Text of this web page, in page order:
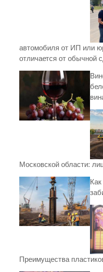
автомобиля от ИП или
отличается от обычной
Московской области:
Преимущества